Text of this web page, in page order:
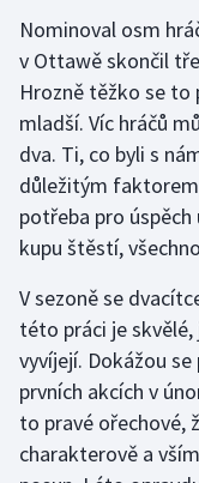
Gymnastika
Házená
Jezdectví
Judo
Krasobruslení
Lezení
Lyže a snowboard
Moderní pětiboj
Nominoval osm
v Ottawě skončil
Hrozně těžko se to
mladší. Víc hráčů
dva. Ti, co byli s
důležitým
potřeba pro
kupu štěstí,
V sezoně se
této práci je
vyvíjejí. Dokážou
prvních akcích v
to pravé ořechové,
charakterově a